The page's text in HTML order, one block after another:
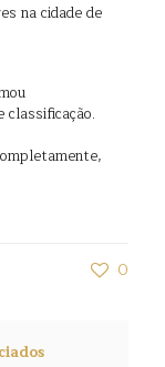
na cidade de
classificação.
0